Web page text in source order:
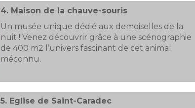
4. Maison de la chauve-souris
Un musée unique dédié aux demoiselles de la
nuit ! Venez découvrir grâce à une scénographie
de 400 m2 l’univers fascinant de cet animal
méconnu.
5. Eglise de Saint-Caradec